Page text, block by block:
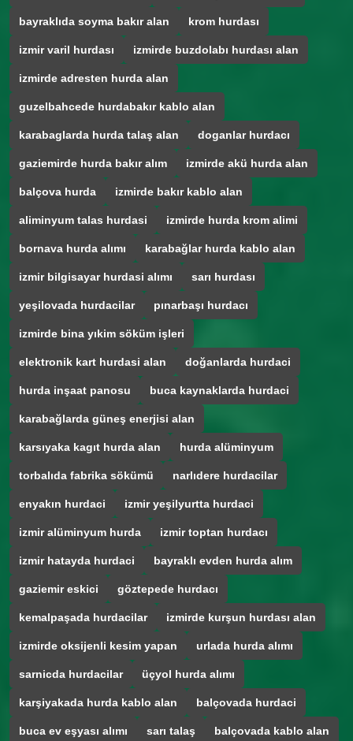
bayraklıda soyma bakır alan krom hurdası
izmir varil hurdası izmirde buzdolabı hurdası alan
izmirde adresten hurda alan
guzelbahcede hurdabakır kablo alan
karabaglarda hurda talaş alan doganlar hurdacı
gaziemirde hurda bakır alım izmirde akü hurda alan
balçova hurda izmirde bakır kablo alan
aliminyum talas hurdasi izmirde hurda krom alimi
bornava hurda alımı karabağlar hurda kablo alan
izmir bilgisayar hurdasi alımı sarı hurdası
yeşilovada hurdacilar pınarbaşı hurdacı
izmirde bina yıkim söküm işleri
elektronik kart hurdasi alan doğanlarda hurdaci
hurda inşaat panosu buca kaynaklarda hurdaci
karabağlarda güneş enerjisi alan
karsıyaka kagıt hurda alan hurda alüminyum
torbalıda fabrika sökümü narlıdere hurdacilar
enyakın hurdaci izmir yeşilyurtta hurdaci
izmir alüminyum hurda izmir toptan hurdacı
izmir hatayda hurdaci bayraklı evden hurda alım
gaziemir eskici göztepede hurdacı
kemalpaşada hurdacilar izmirde kurşun hurdası alan
izmirde oksijenli kesim yapan urlada hurda alımı
sarnicda hurdacilar üçyol hurda alımı
karşiyakada hurda kablo alan balçovada hurdaci
buca ev eşyası alımı sarı talaş balçovada kablo alan